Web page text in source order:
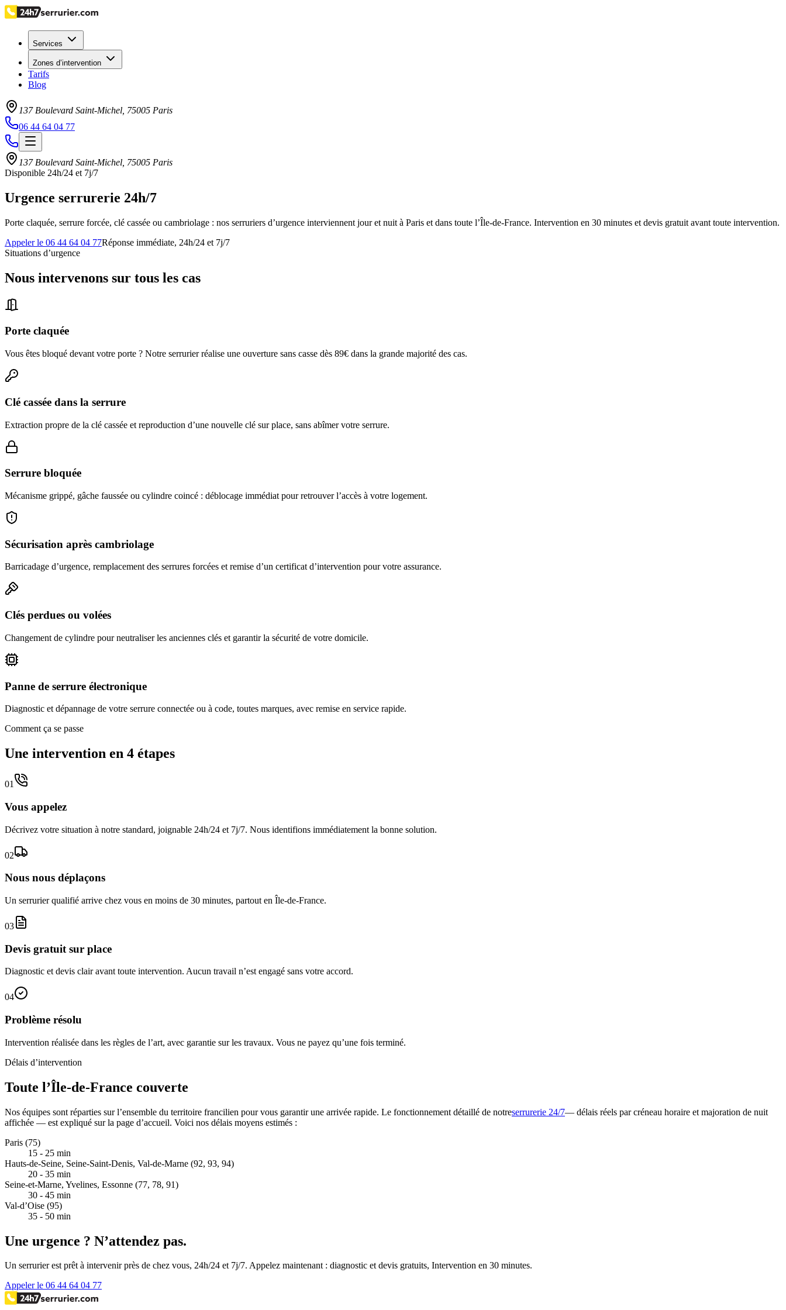
Services
Zones d’intervention
Tarifs
Blog
137 Boulevard Saint-Michel 75005 Paris
06 44 64 04 77
137 Boulevard Saint-Michel 75005 Paris
Disponible 24h/24 et 7j/7
Urgence serrurerie 24h/7
Porte claquée, serrure forcée, clé cassée ou cambriolage : nos serruriers d’urgence interviennent jour et nuit à Paris et dans toute l’Île-de-France. Intervention en 30 minutes et devis gratuit avant toute intervention.
Appeler le 06 44 64 04 77Réponse immédiate, 24h/24 et 7j/7
Situations d’urgence
Nous intervenons sur tous les cas
Porte claquée
Vous êtes bloqué devant votre porte ? Notre serrurier réalise une ouverture sans casse dès 89€ dans la grande majorité des cas.
Clé cassée dans la serrure
Extraction propre de la clé cassée et reproduction d’une nouvelle clé sur place, sans abîmer votre serrure.
Serrure bloquée
Mécanisme grippé, gâche faussée ou cylindre coincé : déblocage immédiat pour retrouver l’accès à votre logement.
Sécurisation après cambriolage
Barricadage d’urgence, remplacement des serrures forcées et remise d’un certificat d’intervention pour votre assurance.
Clés perdues ou volées
Changement de cylindre pour neutraliser les anciennes clés et garantir la sécurité de votre domicile.
Panne de serrure électronique
Diagnostic et dépannage de votre serrure connectée ou à code, toutes marques, avec remise en service rapide.
Comment ça se passe
Une intervention en 4 étapes
01
Vous appelez
Décrivez votre situation à notre standard, joignable 24h/24 et 7j/7. Nous identifions immédiatement la bonne solution.
02
Nous nous déplaçons
Un serrurier qualifié arrive chez vous en moins de 30 minutes, partout en Île-de-France.
03
Devis gratuit sur place
Diagnostic et devis clair avant toute intervention. Aucun travail n’est engagé sans votre accord.
04
Problème résolu
Intervention réalisée dans les règles de l’art, avec garantie sur les travaux. Vous ne payez qu’une fois terminé.
Délais d’intervention
Toute l’Île-de-France couverte
Nos équipes sont réparties sur l’ensemble du territoire francilien pour vous garantir une arrivée rapide. Le fonctionnement détaillé de notreserrurerie 24/7— délais réels par créneau horaire et majoration de nuit
affichée — est expliqué sur la page d’accueil. Voici nos délais moyens estimés :
Paris (75)
15 - 25 min
Hauts-de-Seine, Seine-Saint-Denis, Val-de-Marne (92, 93, 94)
20 - 35 min
Seine-et-Marne, Yvelines, Essonne (77, 78, 91)
30 - 45 min
Val-d’Oise (95)
35 - 50 min
Une urgence ? N’attendez pas.
Un serrurier est prêt à intervenir près de chez vous, 24h/24 et 7j/7. Appelez maintenant : diagnostic et devis gratuits, Intervention en 30 minutes.
Appeler le 06 44 64 04 77